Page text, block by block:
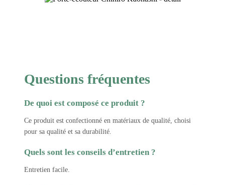
Questions fréquentes
De quoi est composé ce produit ?
Ce produit est confectionné en matériaux de qualité, choisi
pour sa qualité et sa durabilité.
Quels sont les conseils d’entretien ?
Entretien facile.